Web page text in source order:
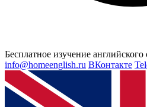
Бесплатное изучение английского
info@homeenglish.ru ВКонтакте